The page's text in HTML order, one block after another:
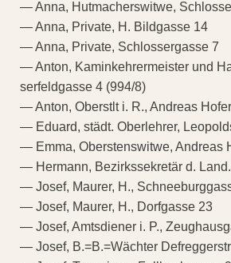
— Anna, Hutmacherswitwe,
— Anna, Private, H. Bildgasse 14
— Anna, Private, Schlossergasse 7
— Anton, Kaminkehrermeister und
serfeldgasse 4 (994/8)
— Anton, Oberstlt i. R., Andreas
— Eduard, städt. Oberlehrer,
— Emma, Oberstenswitwe, Andreas
— Hermann, Bezirkssekretär d.
— Josef, Maurer, H.,
— Josef, Maurer, H., Dorfgasse 23
— Josef, Amtsdiener i. P.,
— Josef, B.=B.=Wächter